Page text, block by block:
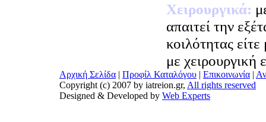
Χειρουργικά:
απαιτεί την
κοιλότητας
με χειρουργική
Αρχική Σελίδα | Προφίλ Καταλόγου | Επικοινωνία |
Copyright (c) 2007 by iatreion.gr, All rights reserved
Designed & Developed by Web Experts